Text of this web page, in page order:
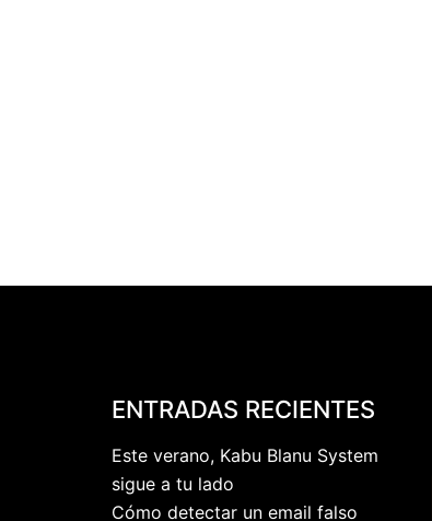
ENTRADAS RECIENTES
Este verano, Kabu Blanu System
sigue a tu lado
Cómo detectar un email falso